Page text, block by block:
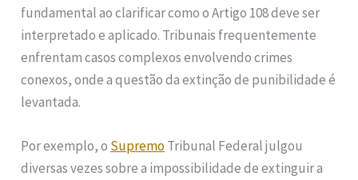
fundamental ao clarificar como o Artigo 108 deve ser
interpretado e aplicado. Tribunais frequentemente
enfrentam casos complexos envolvendo crimes
conexos, onde a questão da extinção de punibilidade é
levantada.
Por exemplo, o SupremoTribunal Federal julgou
diversas vezes sobre a impossibilidade de extinguir a